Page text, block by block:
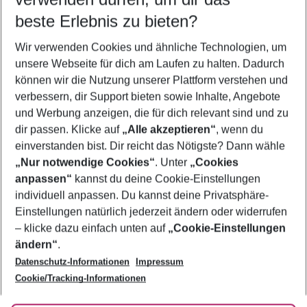
5-8 Nächte
2 Erwachsene Keine Kinder
Mehr Filter anzeigen
Footer
Footer navigation
Über uns
AGB
Bestpreisgarantie
Cookie-Einstellungen ändern
Cookie-Richtlinie
Agenturbetreuung
Barrierefreies Reisen
Folge uns
beste Erlebnis zu bieten?
Wir verwenden Cookies und ähnliche Technologien, um
unsere Webseite für dich am Laufen zu halten. Dadurch
können wir die Nutzung unserer Plattform verstehen und
verbessern, dir Support bieten sowie Inhalte, Angebote
und Werbung anzeigen, die für dich relevant sind und zu
dir passen. Klicke auf „Alle akzeptieren“, wenn du
einverstanden bist. Dir reicht das Nötigste? Dann wähle
„Nur notwendige Cookies“. Unter „Cookies
anpassen“ kannst du deine Cookie-Einstellungen
individuell anpassen. Du kannst deine Privatsphäre-
Einstellungen natürlich jederzeit ändern oder widerrufen
– klicke dazu einfach unten auf „Cookie-Einstellungen
ändern“.
Datenschutz-Informationen
Impressum
Cookie/Tracking-Informationen